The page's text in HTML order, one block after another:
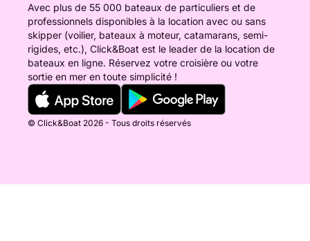
Avec plus de 55 000 bateaux de particuliers et de
professionnels disponibles à la location avec ou sans
skipper (voilier, bateaux à moteur, catamarans, semi-
rigides, etc.), Click&Boat est le leader de la location de
bateaux en ligne. Réservez votre croisière ou votre
sortie en mer en toute simplicité !
© Click&Boat 2026 - Tous droits réservés